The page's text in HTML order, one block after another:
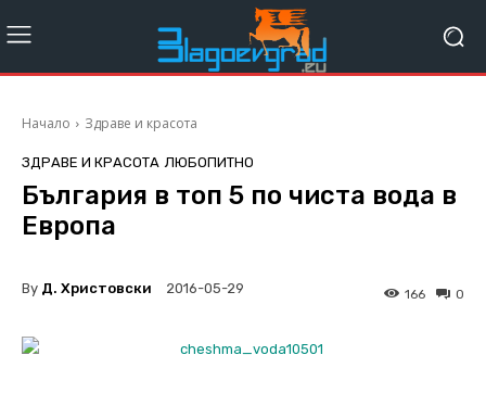
Начало Здраве и красота
ЗДРАВЕ И КРАСОТА ЛЮБОПИТНО
България в топ 5 по чиста вода в
Европа
By Д. Христовски 2016-05-29 0
166